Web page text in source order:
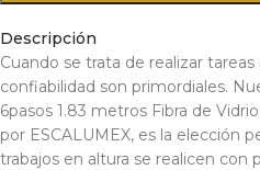
Descripción
Cuando se trata de realizar
confiabilidad son primordiales.
6pasos 1.83 metros Fibra de
por ESCALUMEX, es la elección
trabajos en altura se realicen con